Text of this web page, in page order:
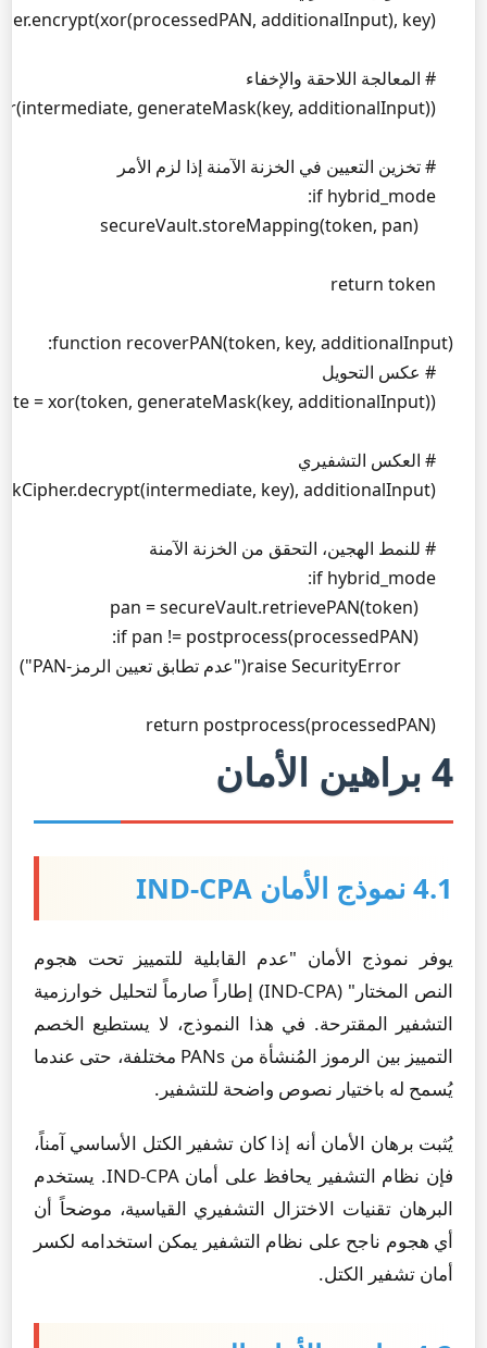
4 براهين الأمان
4.1 نموذج الأمان IND-CPA
يوفر نموذج الأمان "عدم القابلية للتمييز تحت هجوم
النص المختار" (IND-CPA) إطاراً صارماً لتحليل خوارزمية
التشفير المقترحة. في هذا النموذج، لا يستطيع الخصم
التمييز بين الرموز المُنشأة من PANs مختلفة، حتى عندما
يُسمح له باختيار نصوص واضحة للتشفير.
يُثبت برهان الأمان أنه إذا كان تشفير الكتل الأساسي آمناً،
فإن نظام التشفير يحافظ على أمان IND-CPA. يستخدم
البرهان تقنيات الاختزال التشفيري القياسية، موضحاً أن
أي هجوم ناجح على نظام التشفير يمكن استخدامه لكسر
أمان تشفير الكتل.